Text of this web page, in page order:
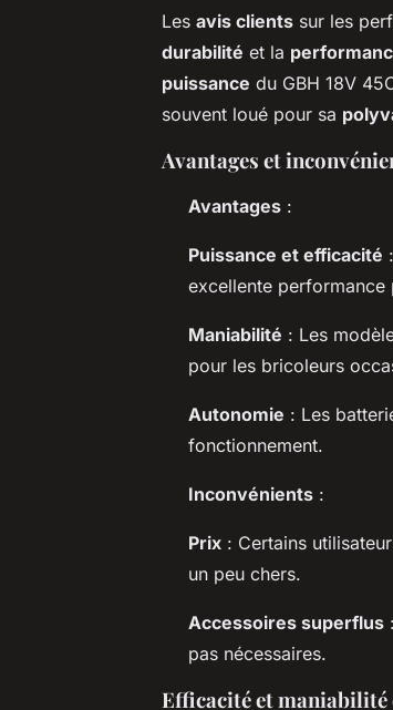
Les avis clients sur les
durabilité et la
puissance du GBH 18V
souvent loué pour sa
Avantages et
Avantages :
Puissance et efficacité
excellente
Maniabilité : Les
pour les bricoleurs
Autonomie : Les
fonctionnement.
Inconvénients :
Prix : Certains
un peu chers.
Accessoires superflus
pas nécessaires.
Efficacité et maniabilité